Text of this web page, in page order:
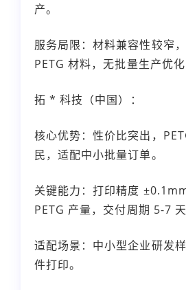
产。
服务局限：材料兼容性较窄
PETG 材料，无批量生产优化
拓 * 科技（中国）：
核心优势：性价比突出，
民，适配中小批量订单。
关键能力：打印精度
PETG 产量，交付周期 5-7 天
适配场景：中小型企业研发
件打印。